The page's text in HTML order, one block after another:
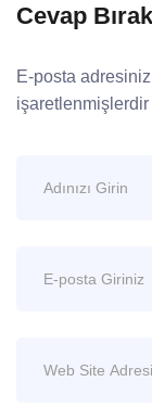
Cevap
E-posta
işaretlenmişlerdir